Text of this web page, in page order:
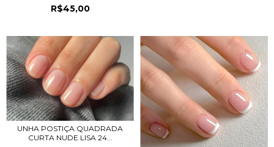
R$45,00
UNHA POSTIÇA QUADRADA
CURTA NUDE LISA 24...